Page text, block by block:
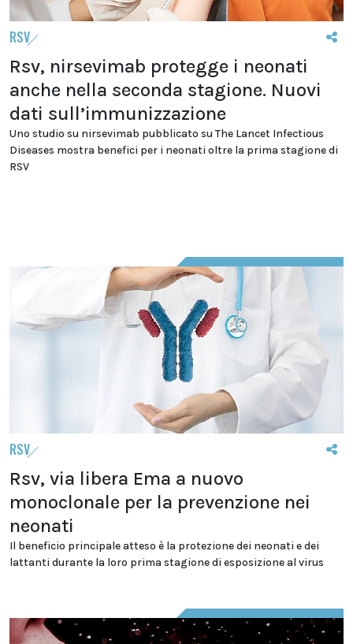
RSV
Rsv, nirsevimab protegge i neonati
anche nella seconda stagione. Nuovi
dati sull’immunizzazione
Uno studio su nirsevimab pubblicato su The Lancet Infectious
Diseases mostra benefici per i neonati oltre la prima stagione di
RSV
RSV
Rsv, via libera Ema a nuovo
monoclonale per la prevenzione nei
neonati
Il beneficio principale atteso è la protezione dei neonati e dei
lattanti durante la loro prima stagione di esposizione al virus